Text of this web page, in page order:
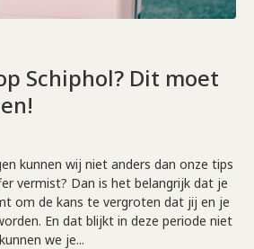
Schiphol? Dit moet
kunnen wij niet anders dan onze tips
vermist? Dan is het belangrijk dat je
om de kans te vergroten dat jij en je
En dat blijkt in deze periode niet
we je...